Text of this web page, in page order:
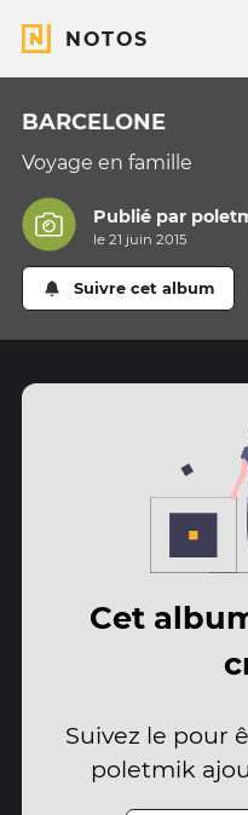
NOTOS
BARCELONE
Voyage en famille
Publié par
le 21 juin 2015
Suivre cet album
Cet
Suivez le pour
poletmik